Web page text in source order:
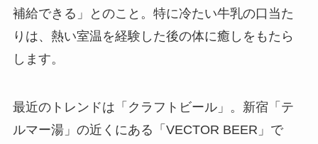
補給できる」とのこと。特に冷たい牛乳の口当た
りは、熱い室温を経験した後の体に癒しをもたら
します。
最近のトレンドは「クラフトビール」。新宿「テ
ルマー湯」の近くにある「VECTOR BEER」で